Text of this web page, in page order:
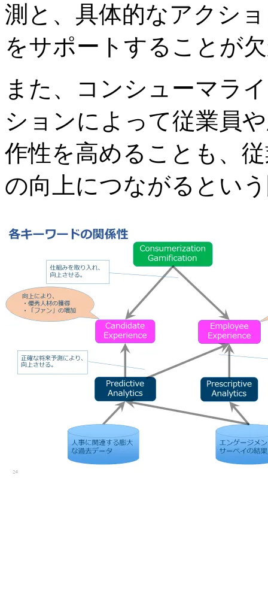
測と、具体的なアクシ
をサポートすることが
また、コンシューマラ
ションによって従業員
作性を高めることも、
の向上につながるとい